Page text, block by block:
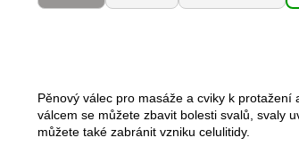
Pěnový válec pro masáže a cviky k
válcem se můžete zbavit bolesti svalů, svaly
můžete také zabránit vzniku celulitidy.